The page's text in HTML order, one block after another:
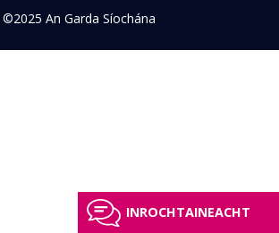
©2025 An Garda Síochána
INROCHTAINEACHT